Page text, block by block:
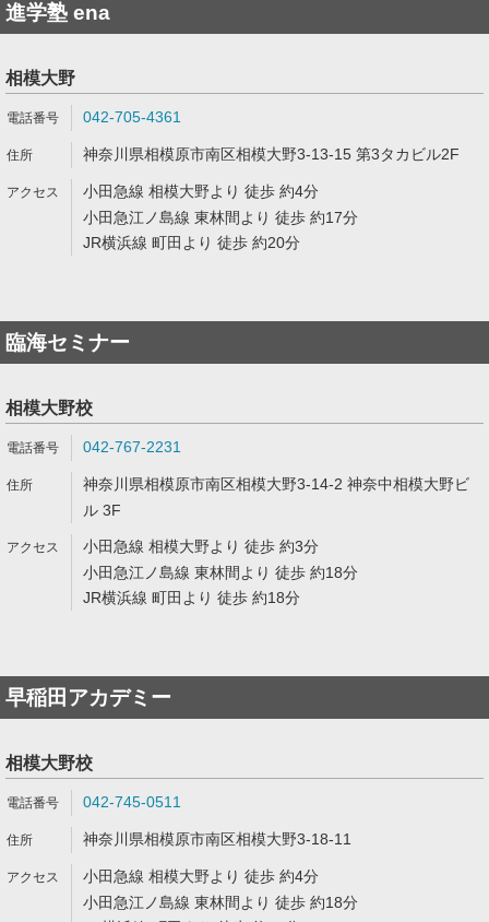
進学塾 ena
相模大野
042-705-4361
神奈川県相模原市南区相模大野3-13-15 第3タカビル2F
小田急線 相模大野より 徒歩 約4分
小田急江ノ島線 東林間より 徒歩 約17分
JR横浜線 町田より 徒歩 約20分
臨海セミナー
相模大野校
042-767-2231
神奈川県相模原市南区相模大野3-14-2 神奈中相模大野ビ
ル 3F
小田急線 相模大野より 徒歩 約3分
小田急江ノ島線 東林間より 徒歩 約18分
JR横浜線 町田より 徒歩 約18分
早稲田アカデミー
相模大野校
042-745-0511
神奈川県相模原市南区相模大野3-18-11
小田急線 相模大野より 徒歩 約4分
小田急江ノ島線 東林間より 徒歩 約18分